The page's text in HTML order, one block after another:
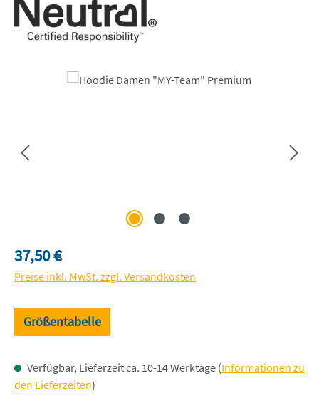
Bildergalerie überspringen
Regulärer Preis:
37,50 €
Preise inkl. MwSt. zzgl. Versandkosten
Größentabelle
Verfügbar, Lieferzeit ca. 10-14 Werktage (Informationen zu
den Lieferzeiten)